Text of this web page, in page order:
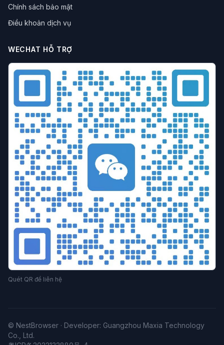
Chính sách bảo mật
Điều khoản dịch vụ
WECHAT HỖ TRỢ
Quét QR để liên hệ
© NestBrowser · Developer: Guangzhou Maxia Technology
Co., Ltd.